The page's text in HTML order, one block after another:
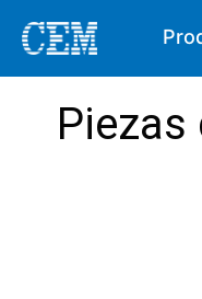
Piezas